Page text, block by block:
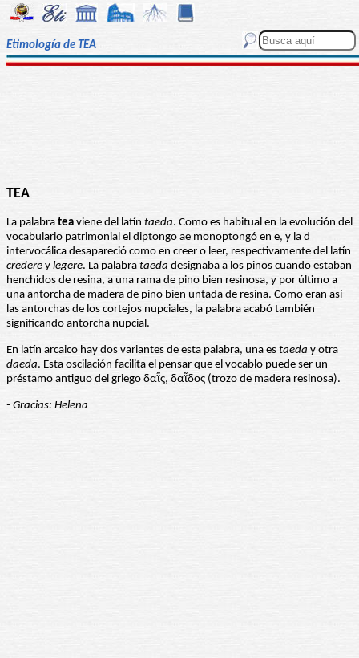
Etimología de TEA
TEA
La palabra tea viene del latín taeda. Como es habitual en la evolución del
vocabulario patrimonial el diptongo ae monoptongó en e, y la d
intervocálica desapareció como en creer o leer, respectivamente del latín
credere y legere. La palabra taeda designaba a los pinos cuando estaban
henchidos de resina, a una rama de pino bien resinosa, y por último a
una antorcha de madera de pino bien untada de resina. Como eran así
las antorchas de los cortejos nupciales, la palabra acabó también
significando antorcha nupcial.
En latín arcaico hay dos variantes de esta palabra, una es taeda y otra
daeda. Esta oscilación facilita el pensar que el vocablo puede ser un
préstamo antiguo del griego δαῗς, δαῗδος (trozo de madera resinosa).
- Gracias: Helena